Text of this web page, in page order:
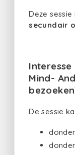
Deze
secundair
Mind-
De sessie